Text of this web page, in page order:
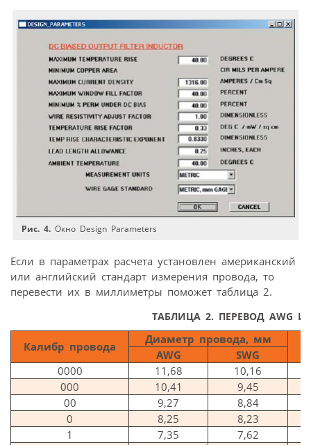
Рис. 4. Окно Design Parameters
Если в параметрах расчета установлен американский
или английский стандарт измерения провода, то
перевести их в миллиметры поможет таблица 2.
ТАБЛИЦА 2. ПЕРЕВОД AWG
Калибр провода
Диаметр провода, мм
AWG
SWG
0000
11,68
10,16
000
10,41
9,45
00
9,27
8,84
0
8,25
8,23
1
7,35
7,62